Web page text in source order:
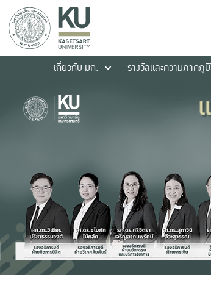
เกี่ยวกับ มก.
รางวัลและความภาคภูมิ